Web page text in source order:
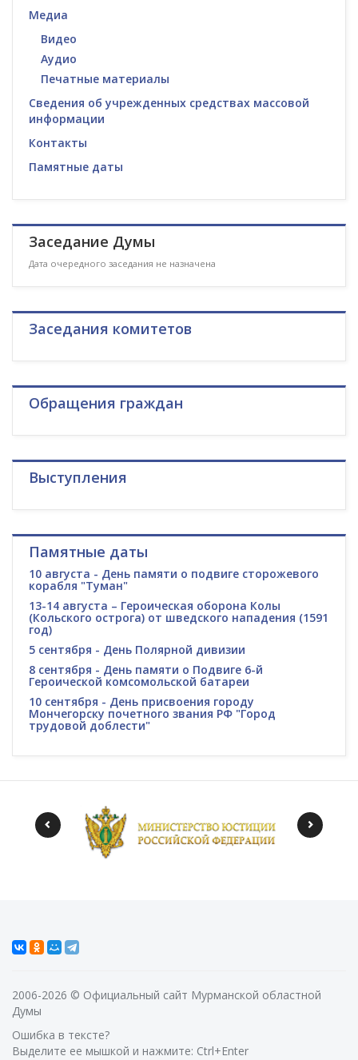
Медиа
Видео
Аудио
Печатные материалы
Сведения об учрежденных средствах массовой
информации
Контакты
Памятные даты
Заседание Думы
Дата очередного заседания не назначена
Заседания комитетов
Обращения граждан
Выступления
Памятные даты
10 августа - День памяти о подвиге сторожевого
корабля "Туман"
13-14 августа – Героическая оборона Колы
(Кольского острога) от шведского нападения (1591
год)
5 сентября - День Полярной дивизии
8 сентября - День памяти о Подвиге 6-й
Героической комсомольской батареи
10 сентября - День присвоения городу
Мончегорску почетного звания РФ "Город
трудовой доблести"
2006-2026 © Официальный сайт Мурманской областной
Думы
Ошибка в тексте?
Выделите ее мышкой и нажмите: Ctrl+Enter